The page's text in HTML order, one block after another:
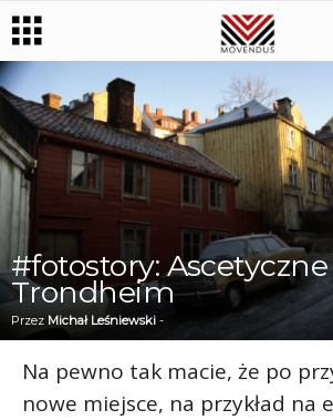
#fotostory: Ascetyczne
Trondheim
Przez Michał Leśniewski -
Na pewno tak macie, że po
nowe miejsce, na przykład na